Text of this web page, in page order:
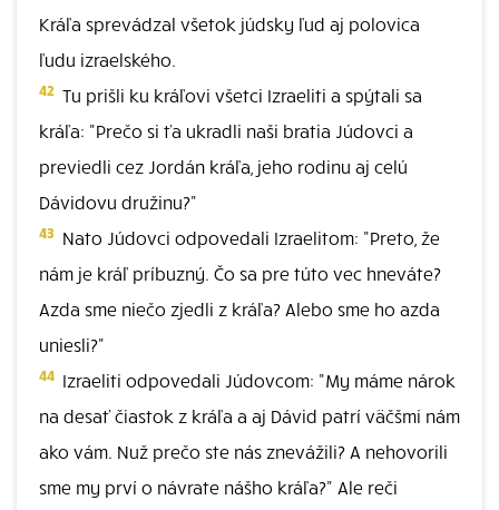
Kráľa sprevádzal všetok júdsky ľud aj polovica
ľudu izraelského.
42 Tu prišli ku kráľovi všetci Izraeliti a spýtali sa
kráľa: "Prečo si ťa ukradli naši bratia Júdovci a
previedli cez Jordán kráľa, jeho rodinu aj celú
Dávidovu družinu?"
43 Nato Júdovci odpovedali Izraelitom: "Preto, že
nám je kráľ príbuzný. Čo sa pre túto vec hneváte?
Azda sme niečo zjedli z kráľa? Alebo sme ho azda
uniesli?"
44 Izraeliti odpovedali Júdovcom: "My máme nárok
na desať čiastok z kráľa a aj Dávid patrí väčšmi nám
ako vám. Nuž prečo ste nás znevážili? A nehovorili
sme my prví o návrate nášho kráľa?" Ale reči